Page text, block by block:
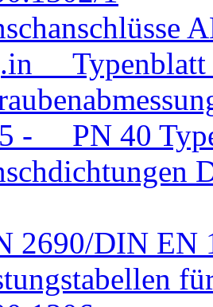
Typenblatt
- PN 40
DIN EN